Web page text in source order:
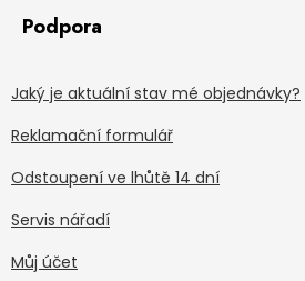
Podpora
Jaký je aktuální stav mé objednávky?
Reklamační formulář
Odstoupení ve lhůtě 14 dní
Servis nářadí
Můj účet